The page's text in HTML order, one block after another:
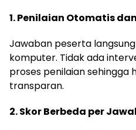
1. Penilaian Otomatis
Jawaban peserta
komputer. Tidak ada
proses penilaian sehingga
transparan.
2. Skor Berbeda per